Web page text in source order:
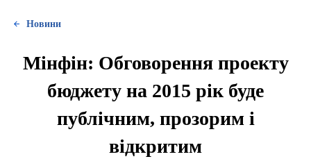
Новини
Мінфін: Обговорення проекту
бюджету на 2015 рік буде
публічним, прозорим і
відкритим